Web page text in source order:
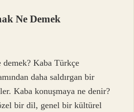
Ne Demek
demek? Kaba Türkçe
daha saldırgan bir
Kaba konuşmaya ne denir?
bir dil, genel bir kültürel